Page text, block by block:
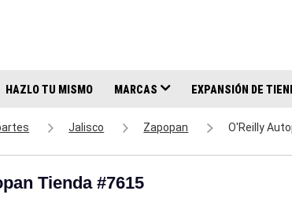
HAZLO TU MISMO MARCAS EXPANSIÓN DE
Jalisco Zapopan O'Reilly
Tienda #7615